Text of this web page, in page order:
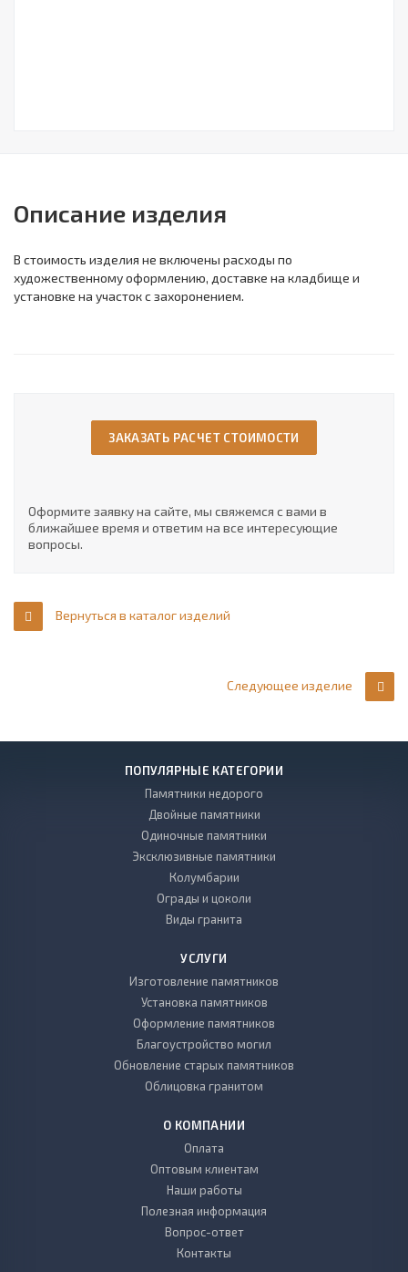
Описание изделия
В стоимость изделия не включены расходы по
художественному оформлению, доставке на кладбище и
установке на участок с захоронением.
ЗАКАЗАТЬ РАСЧЕТ СТОИМОСТИ
Оформите заявку на сайте, мы свяжемся с вами в
ближайшее время и ответим на все интересующие
вопросы.
Вернуться в каталог изделий
Следующее изделие
ПОПУЛЯРНЫЕ КАТЕГОРИИ
Памятники недорого
Двойные памятники
Одиночные памятники
Эксклюзивные памятники
Колумбарии
Ограды и цоколи
Виды гранита
УСЛУГИ
Изготовление памятников
Установка памятников
Оформление памятников
Благоустройство могил
Обновление старых памятников
Облицовка гранитом
О КОМПАНИИ
Оплата
Оптовым клиентам
Наши работы
Полезная информация
Вопрос-ответ
Контакты